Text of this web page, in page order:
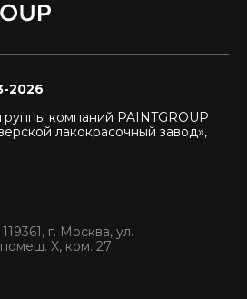
2026
компаний PAINTGROUP
лакокрасочный завод»,
г. Москва, ул.
X, ком. 27